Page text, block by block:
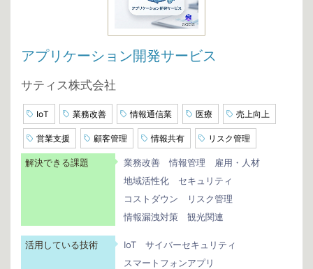
アプリケーション開発サービス
サティス株式会社
IoT 業務改善 情報通信業 医療 売上向上
営業支援 顧客管理 情報共有 リスク管理
解決できる課題 業務改善 情報管理
雇用・人材
地域活性化
セキュリティ
コストダウン
リスク管理
情報漏洩対策
観光関連
活用している技術 IoT
サイバーセキュリティ
スマートフォンアプリ